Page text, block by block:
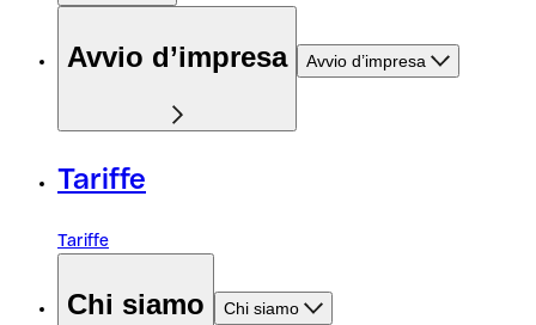
Avvio d’impresa Avvio d’impresa
Tariffe
Tariffe
Chi siamo Chi siamo